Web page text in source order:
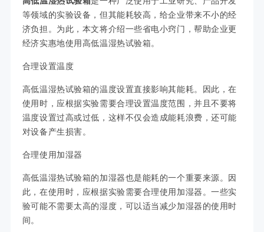
等领域的实验设备，但其能耗较高，给企业带来不小的经
济负担。为此，本文将介绍一些省电小窍门，帮助企业更
经济实惠地使用高低温湿热试验箱。
合理设置温度
高低温湿热试验箱的温度设置直接影响其能耗。因此，在
使用时，应根据实验需要合理设置温度范围，并且不要将
温度设置过高或过低，这样不仅会造成能耗浪费，还可能
对设备产生损害。
合理使用加湿器
高低温湿热试验箱的加湿器也是能耗的一个重要来源。因
此，在使用时，应根据实验需要合理使用加湿器。一些实
验可能不需要太高的湿度，可以适当减少加湿器的使用时
间。